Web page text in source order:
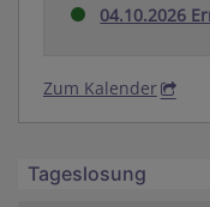
04.10.2026
Zum Kalender
Tageslosung